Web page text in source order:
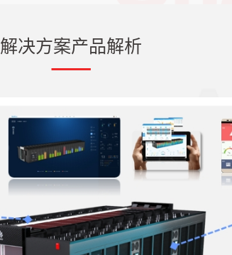
解决方案产品解析